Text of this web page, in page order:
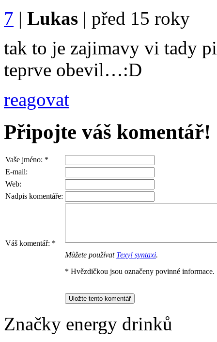
7 | Lukas | před 15 roky
tak to je zajimavy vi tady
teprve obevil…:D
reagovat
Připojte váš komentář!
Vaše jméno: *
E-mail:
Web:
Nadpis komentáře:
Váš komentář: *
Můžete používat Texy! syntaxi.
* Hvězdičkou jsou označeny povinné informace.
Značky energy drinků